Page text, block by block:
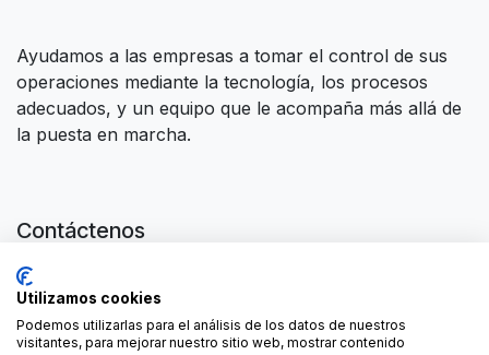
Ayudamos a las empresas a tomar el control de sus
operaciones mediante la tecnología, los procesos
adecuados, y un equipo que le acompaña más allá de
la puesta en marcha.
Contáctenos
contact@forgeflow.com
+34 936 94 04 85
Utilizamos cookies
Podemos utilizarlas para el análisis de los datos de nuestros
visitantes, para mejorar nuestro sitio web, mostrar contenido